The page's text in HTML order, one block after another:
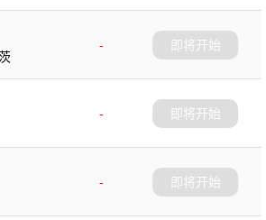
-
即将开始
-
即将开始
-
即将开始